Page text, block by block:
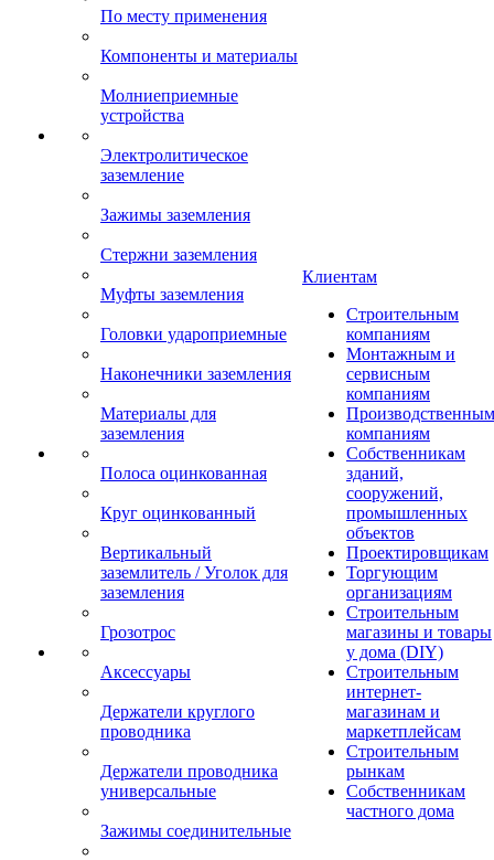
По месту применения
Компоненты и материалы
Молниеприемные
устройства
Электролитическое
заземление
Зажимы заземления
Стержни заземления
Муфты заземления
Головки удароприемные
Наконечники заземления
Материалы для
заземления
Полоса оцинкованная
Круг оцинкованный
Вертикальный
заземлитель / Уголок для
заземления
Грозотрос
Аксессуары
Держатели круглого
проводника
Держатели проводника
универсальные
Зажимы соединительные
Клиентам
Строительным
компаниям
Монтажным и
сервисным
компаниям
Производственным
компаниям
Собственникам
зданий,
сооружений,
промышленных
объектов
Проектировщикам
Торгующим
организациям
Строительным
магазины и товары
у дома (DIY)
Строительным
интернет-
магазинам и
маркетплейсам
Строительным
рынкам
Собственникам
частного дома